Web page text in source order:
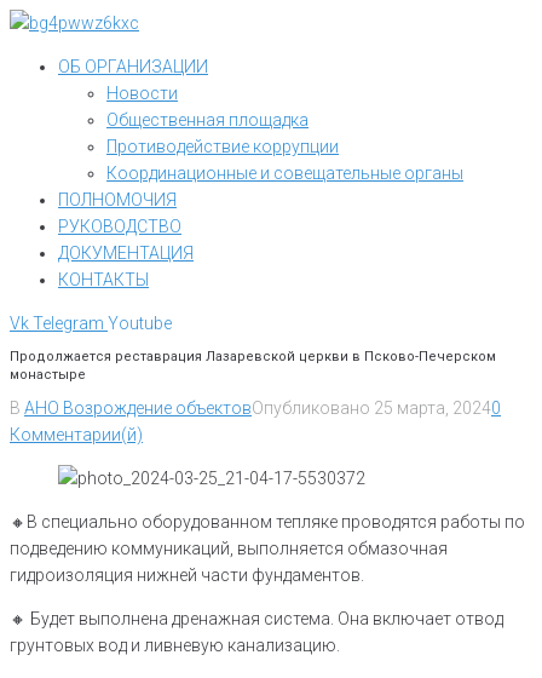
Перейти
контентуОБ ОРГАНИЗАЦИИ
Новости
Общественная площадка
Противодействие коррупции
Координационные и совещательные органы
ПОЛНОМОЧИЯ
РУКОВОДСТВО
ДОКУМЕНТАЦИЯ
КОНТАКТЫ
VkTelegram Youtube
Продолжается реставрация Лазаревской церкви в Псково-Печерском
монастыре
В АНО Возрождение объектовОпубликовано 25 марта, 20240
Комментарии(й)
🔸️В специально оборудованном тепляке проводятся работы по
подведению коммуникаций, выполняется обмазочная
гидроизоляция нижней части фундаментов.
🔸️ Будет выполнена дренажная система. Она включает отвод
грунтовых вод и ливневую канализацию.